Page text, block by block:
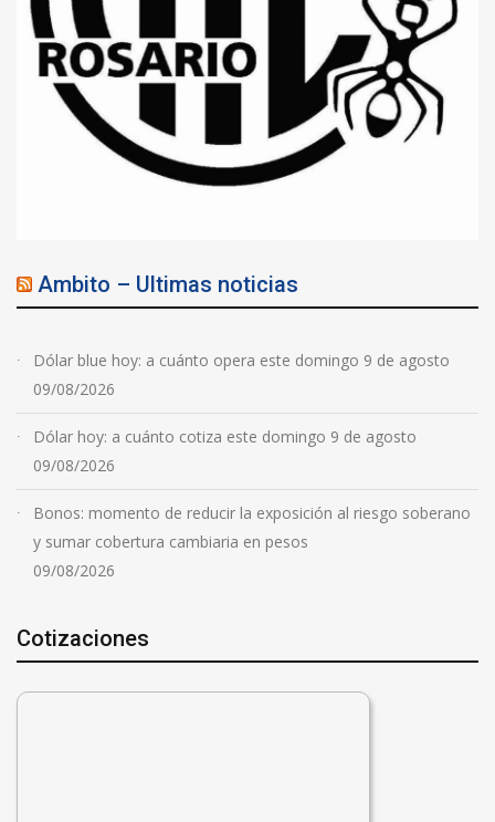
Ambito – Ultimas noticias
Dólar blue hoy: a cuánto opera este domingo 9 de agosto
09/08/2026
Dólar hoy: a cuánto cotiza este domingo 9 de agosto
09/08/2026
Bonos: momento de reducir la exposición al riesgo soberano
y sumar cobertura cambiaria en pesos
09/08/2026
Cotizaciones